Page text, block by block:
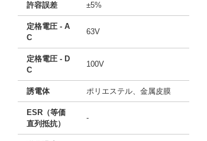
許容誤差 ±5%
定格電圧 - A
C
63V
定格電圧 - D
C
100V
誘電体 ポリエステル、金属皮膜
ESR（等価
直列抵抗）
-